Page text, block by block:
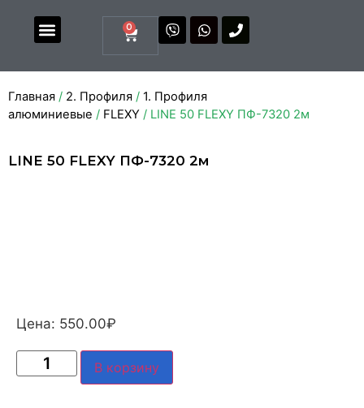
0
Главная / 2. Профиля / 1. Профиля
алюминиевые / FLEXY / LINE 50 FLEXY ПФ-7320 2м
LINE 50 FLEXY ПФ-7320 2м
Цена: 550.00₽
В корзину